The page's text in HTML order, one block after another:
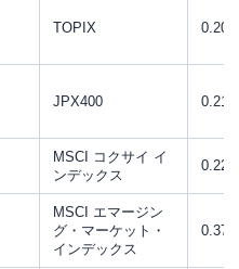
TOPIX
JPX400
MSCI コクサイ イ
ンデックス
MSCI エマージン
グ・マーケット・
インデックス